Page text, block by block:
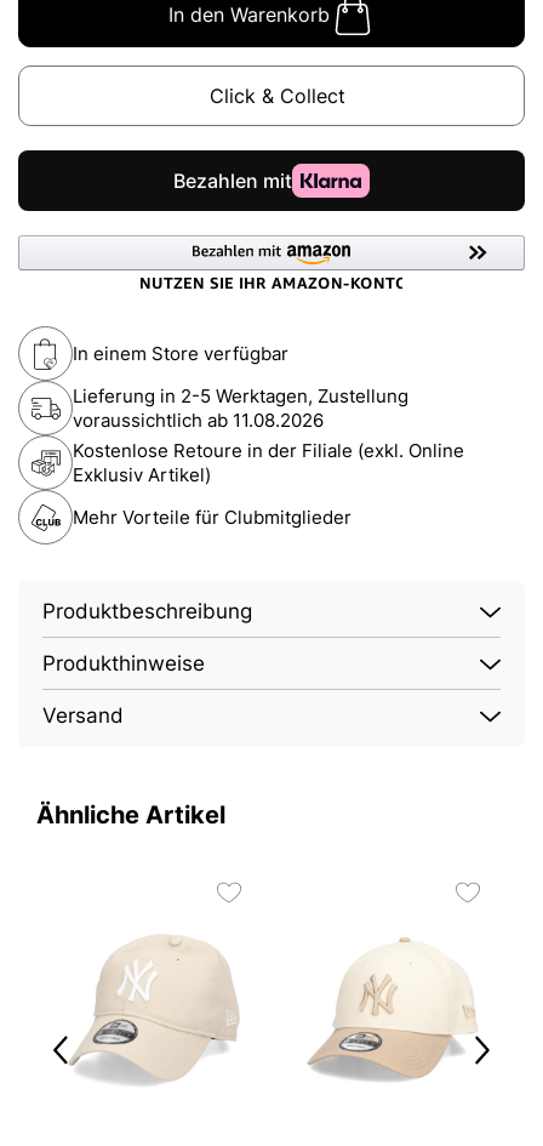
In den Warenkorb
Click & Collect
In einem Store verfügbar
Lieferung in 2-5 Werktagen, Zustellung
voraussichtlich ab 11.08.2026
Kostenlose Retoure in der Filiale (exkl. Online
Exklusiv Artikel)
Mehr Vorteile für Clubmitglieder
Produktbeschreibung
Produkthinweise
Versand
Ähnliche Artikel